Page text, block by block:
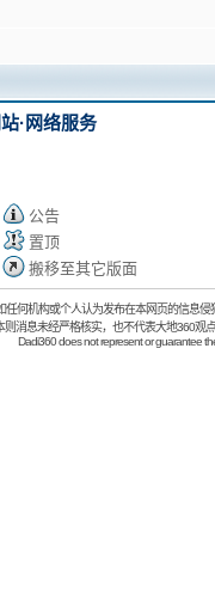
·网络服务
公告
置顶
搬移至其它版面
任何机构或个人认为发布在本网页的信息
则消息未经严格核实，也不代表大地360观
Dadi360 does not represent or guarantee